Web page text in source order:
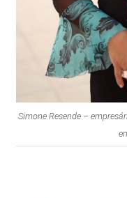
Simone Resende –